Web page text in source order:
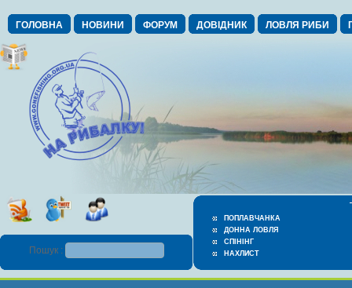
ГОЛОВНА НОВИНИ ФОРУМ ДОВІДНИК ЛОВЛЯ РИБИ
ПОПЛАВЧАНКА
ДОННА ЛОВЛЯ
СПІНІНГ
НАХЛИСТ
Пошук :